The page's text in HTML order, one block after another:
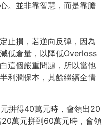
。並非靠智慧，而是靠膽
止損，若逆向反彈，因為
低倉量，以降低Overloss
這個嚴重問題，所以當他
利潤保本，其餘繼續全情
拼得40萬元時，會領出20
萬元拼到60萬元時，會領